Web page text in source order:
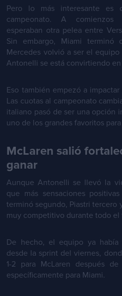
Pero lo más interesante es
campeonato. A
esperaban otra pelea entre
Sin embargo, Miami terminó
Mercedes volvió a ser el
Antonelli se está convirtiendo
Eso también empezó a
Las cuotas al campeonato
italiano pasó de ser una opción
uno de los grandes favoritos
McLaren salió
ganar
Aunque Antonelli se llevó la
que más sensaciones
terminó segundo, Piastri tercero
muy competitivo durante todo el
De hecho, el equipo ya había
desde la sprint del viernes,
1-2 para McLaren después
específicamente para Miami.